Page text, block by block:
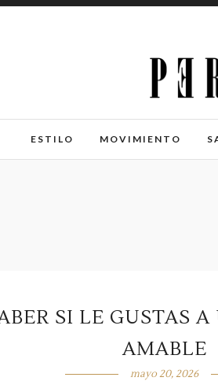
ESTILO MOVIMIENTO
SI LE GUSTAS
AMABLE
mayo 20, 2026